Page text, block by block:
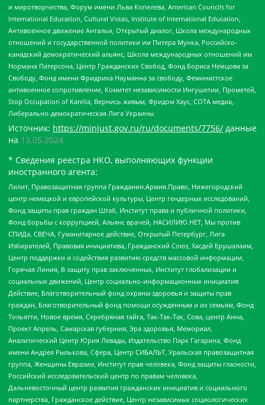
и миротворчества, Форум имени Льва Копелева, American Councils for
International Education, Cultural Vistas, Institute of International Education,
Антивоенное движение Антальи, Открытый диалог, Школа международных
отношений и государственной политики им Питера Мунка, Российско-
канадский демократический альянс, Школа международных отношений им
Нормана Патерсона, Центр Гражданских Свобод, Фонд Бориса Немцова за
Свободу, Фонд имени Фридриха Науманна за свободу, Феминистское
антивоенное сопротивление, Комитет независимости Ингушетии, Прометей,
Stop Occupation of Karelia, Вернись живым, Фридом Хаус, СОТА медиа,
Либерально-демократическая Лига Украины
Источник: https://minjust.gov.ru/ru/documents/7756/ данные
на 13.05.2024
* Сведения реестра НКО, выполняющих функции
иностранного агента:
Лилит, Правозащитная группа Гражданин.Армия.Право, Нижегородский
центр немецкой и европейской культуры, Центр гендерных исследований,
Фонд защиты прав граждан Штаб, Институт права и публичной политики,
Фонд борьбы с коррупцией, Альянс врачей, НАСИЛИЮ.НЕТ, Мы против
СПИДа, СВЕЧА, Гуманитарное действие, Открытый Петербург, Лига
Избирателей, Правовая инициатива, Гражданский Союз, Хасдей Ерушалаим,
Центр поддержки и содействия развитию средств массовой информации,
Горячая Линия, В защиту прав заключенных, Институт глобализации и
социальных движений, Центр социально-информационных инициатив
Действие, Благотворительный фонд охраны здоровья и защиты прав
граждан, Благотворительный фонд помощи осужденным и их семьям, Фонд
Тольятти, Новое время, Серебряная тайга, Так-Так-Так, Сова, центр Анна,
Проект Апрель, Самарская губерния, Эра здоровья, Мемориал,
Аналитический Центр Юрия Левады, Издательство Парк Гагарина, Фонд
имени Андрея Рылькова, Сфера, Центр СИБАЛЬТ, Уральская правозащитная
группа, Женщины Евразии, Институт прав человека, Фонд защиты гласности,
Российский исследовательский центр по правам человека,
Дальневосточный центр развития гражданских инициатив и социального
партнерства, Гражданское действие, Центр независимых социологических